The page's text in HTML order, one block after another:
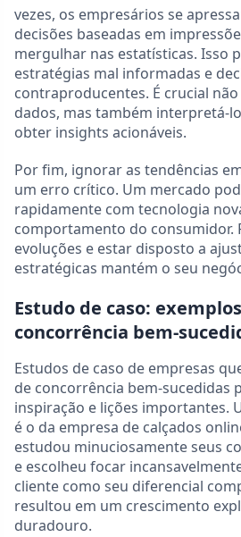
vezes, os empresários se
decisões baseadas em
mergulhar nas estatísticas. Isso
estratégias mal informadas e
contraproducentes. É crucial
dados, mas também interpretá-
obter insights acionáveis.
Por fim, ignorar as tendências
um erro crítico. Um mercado
rapidamente com tecnologia
comportamento do consumidor.
evoluções e estar disposto a
estratégicas mantém o seu
Estudo de caso:
concorrência bem-
Estudos de caso de empresas
de concorrência bem-sucedidas
inspiração e lições importantes.
é o da empresa de calçados
estudou minuciosamente seus
e escolheu focar
cliente como seu diferencial
resultou em um crescimento
duradouro.